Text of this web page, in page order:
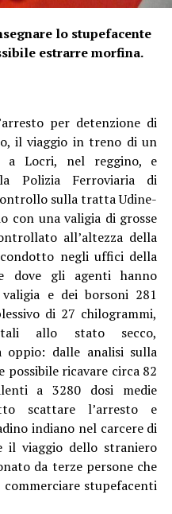
lo stupefacente
estrarre morfina.
per detenzione di
il viaggio in treno di un
a Locri, nel reggino, e
Polizia Ferroviaria di
sulla tratta Udine-
con una valigia di grosse
all’altezza della
negli uffici della
dove gli agenti hanno
e dei borsoni 281
di 27 chilogrammi,
allo stato secco,
oppio: dalle analisi sulla
possibile ricavare circa 82
a 3280 dosi medie
scattare l’arresto e
indiano nel carcere di
il viaggio dello straniero
da terze persone che
stupefacenti